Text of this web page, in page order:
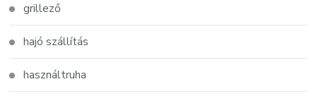
grillező
hajó szállítás
használtruha